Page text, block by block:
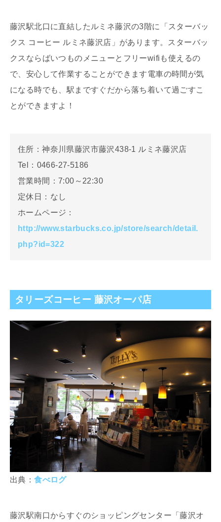
藤沢駅北口に直結したルミネ藤沢の3階に「スターバッ
クス コーヒー ルミネ藤沢店」があります。スターバッ
クスならばいつものメニューとフリーwifiも使えるの
で、安心して作業することができます電車の時間が気
になる時でも、駅まですぐだから落ち着いて過ごすこ
とができますよ！
住所：神奈川県藤沢市藤沢438-1 ルミネ藤沢店
Tel：0466-27-5186
営業時間：7:00～22:30
定休日：なし
ホームページ：
http://www.starbucks.co.jp/store/search/detail.
php?id=322
タリーズコーヒー 藤沢オーパ店
出典：食べログ
藤沢駅南口からすぐのショッピングセンター「藤沢オ